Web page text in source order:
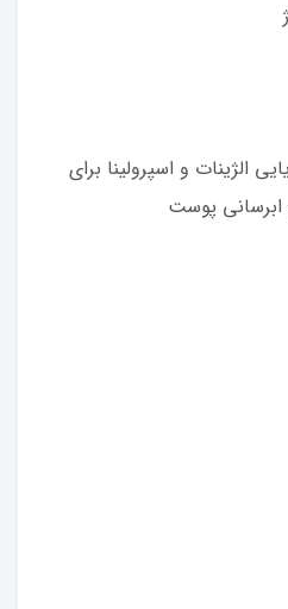
الژینات و اسپرولینا برای
پوست